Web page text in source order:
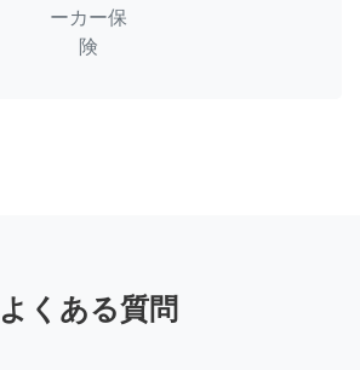
ーカー保
険
よくある質問